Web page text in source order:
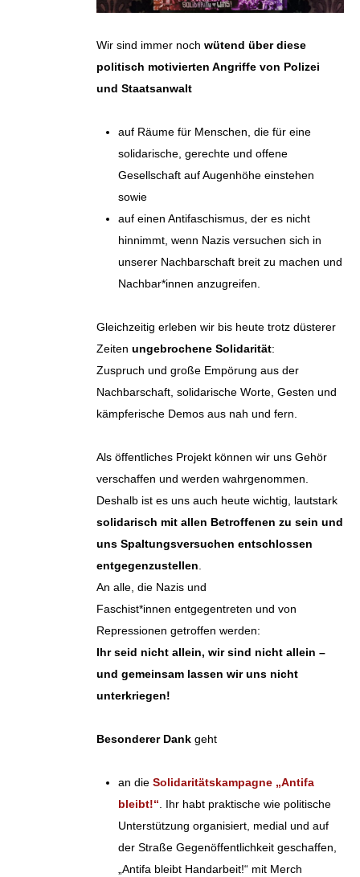
Wir sind immer noch wütend über diese
politisch motivierten Angriffe von Polizei
und Staatsanwalt
auf Räume für Menschen, die für eine
solidarische, gerechte und offene
Gesellschaft auf Augenhöhe einstehen
sowie
auf einen Antifaschismus, der es nicht
hinnimmt, wenn Nazis versuchen sich in
unserer Nachbarschaft breit zu machen und
Nachbar*innen anzugreifen.
Gleichzeitig erleben wir bis heute trotz düsterer
Zeiten ungebrochene Solidarität:
Zuspruch und große Empörung aus der
Nachbarschaft, solidarische Worte, Gesten und
kämpferische Demos aus nah und fern.
Als öffentliches Projekt können wir uns Gehör
verschaffen und werden wahrgenommen.
Deshalb ist es uns auch heute wichtig, lautstark
solidarisch mit allen Betroffenen zu sein und
uns Spaltungsversuchen entschlossen
entgegenzustellen.
An alle, die Nazis und
Faschist*innen entgegentreten und von
Repressionen getroffen werden:
Ihr seid nicht allein, wir sind nicht allein –
und gemeinsam lassen wir uns nicht
unterkriegen!
Besonderer Dank geht
an die Solidaritätskampagne „Antifa
bleibt!“. Ihr habt praktische wie politische
Unterstützung organisiert, medial und auf
der Straße Gegenöffentlichkeit geschaffen,
„Antifa bleibt Handarbeit!“ mit Merch